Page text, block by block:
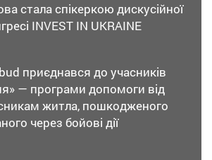
стала спікеркою дискусійної
INVEST IN UKRAINE
приєднався до учасників
— програми допомоги від
житла, пошкодженого
через бойові дії